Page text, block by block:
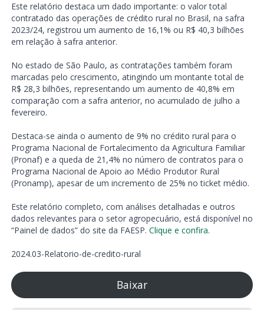
Este relatório destaca um dado importante: o valor total
contratado das operações de crédito rural no Brasil, na safra
2023/24, registrou um aumento de 16,1% ou R$ 40,3 bilhões
em relação à safra anterior.
No estado de São Paulo, as contratações também foram
marcadas pelo crescimento, atingindo um montante total de
R$ 28,3 bilhões, representando um aumento de 40,8% em
comparação com a safra anterior, no acumulado de julho a
fevereiro.
Destaca-se ainda o aumento de 9% no crédito rural para o
Programa Nacional de Fortalecimento da Agricultura Familiar
(Pronaf) e a queda de 21,4% no número de contratos para o
Programa Nacional de Apoio ao Médio Produtor Rural
(Pronamp), apesar de um incremento de 25% no ticket médio.
Este relatório completo, com análises detalhadas e outros
dados relevantes para o setor agropecuário, está disponível no
“Painel de dados” do site da FAESP. Clique e confira.
2024.03-Relatorio-de-credito-rural
Baixar